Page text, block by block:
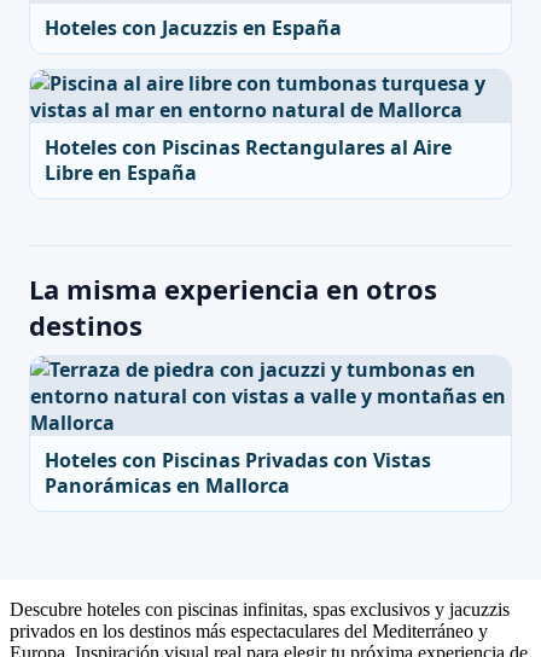
Hoteles con Jacuzzis en España
Hoteles con Piscinas Rectangulares al Aire
Libre en España
La misma experiencia en otros
destinos
Hoteles con Piscinas Privadas con Vistas
Panorámicas en Mallorca
Descubre hoteles con piscinas infinitas, spas exclusivos y jacuzzis
privados en los destinos más espectaculares del Mediterráneo y
Europa. Inspiración visual real para elegir tu próxima experiencia de